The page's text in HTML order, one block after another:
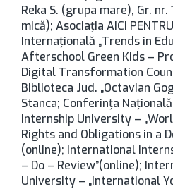
Reka S. (grupa mare), Gr.
mică); Asociaţia AICI
Internaţională „Trends in
Afterschool Green Kids –
Digital Transformation
Biblioteca Jud. „Octavian
Stanca; Conferinţa
Internship University –
Rights and Obligations in a
(online); International
– Do – Review”(online);
University – „International